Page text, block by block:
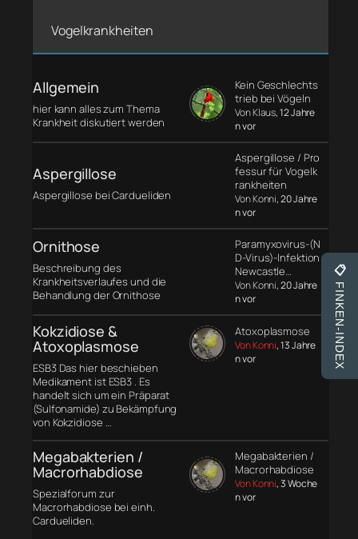
Vogelkrankheiten
Allgemein
hier kann alles zum Thema
Krankheit diskutiert werden
Kein Geschlechts
trieb bei Vögeln
Von Klaus, 12 Jahre
n vor
Aspergillose
Aspergillose bei Cardueliden
Aspergillose / Pro
fessur für Vogelk
rankheiten
Von Konni, 20 Jahre
n vor
Ornithose
Beschreibung des
Krankheitsverlaufes und die
Behandlung der Ornithose
Paramyxovirus-(N
D-Virus)-Infektion
Newcastle…
Von Konni, 20 Jahre
n vor
Kokzidiose &
Atoxoplasmose
ESB3 Das hier beschieben
Medikament ist ESB3 . Es
handelt sich um ein Präparat
(Sulfonamide) zu Bekämpfung
von Kokzidiose …
Atoxoplasmose
Von Konni, 13 Jahre
n vor
Megabakterien /
Macrorhabdiose
Spezialforum zur
Macrorhabdiose bei einh.
Cardueliden.
Megabakterien /
Macrorhabdiose
Von Konni, 3 Woche
n vor
📋
FINKEN-INDEX